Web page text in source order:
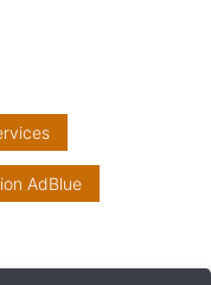
AdBlue